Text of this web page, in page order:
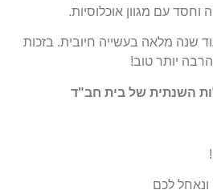
וחסד עם מגוון אוכלוסיות.
שנה מלאה בעשייה חיובית. בזכות
יותר טוב!
השנתית של בית חב"ד
ונאחל לכם